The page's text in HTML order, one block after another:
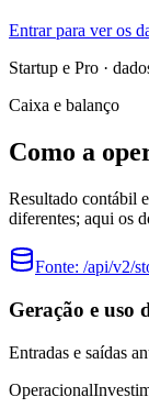
Entrar para ver os
Startup e Pro ·
Caixa e balanço
Como a
Resultado contábil
diferentes; aqui os
Fonte: /api/v2/
Geração e uso
Entradas e saídas
Operacional